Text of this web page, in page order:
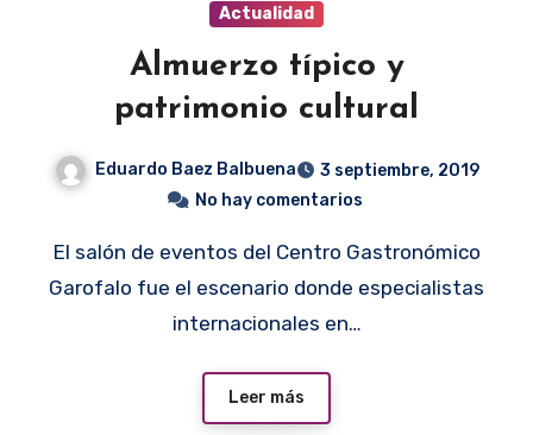
Actualidad
Almuerzo típico y
patrimonio cultural
Eduardo Baez Balbuena
3 septiembre, 2019
No hay comentarios
El salón de eventos del Centro Gastronómico
Garofalo fue el escenario donde especialistas
internacionales en…
Leer más